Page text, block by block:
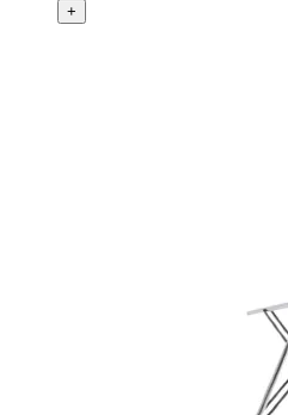
+